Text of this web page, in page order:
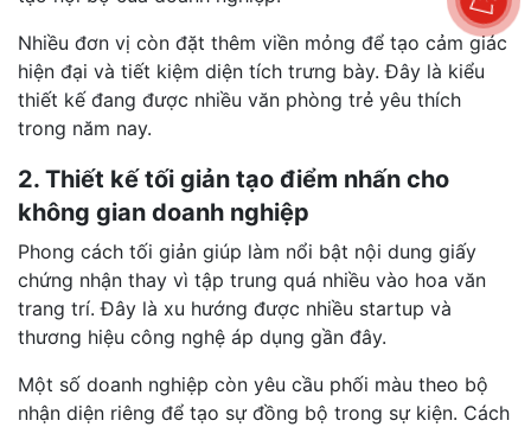
Nhiều đơn vị còn đặt thêm viền mỏng để tạo cảm giác
hiện đại và tiết kiệm diện tích trưng bày. Đây là kiểu
thiết kế đang được nhiều văn phòng trẻ yêu thích
trong năm nay.
2. Thiết kế tối giản tạo điểm nhấn cho
không gian doanh nghiệp
Phong cách tối giản giúp làm nổi bật nội dung giấy
chứng nhận thay vì tập trung quá nhiều vào hoa văn
trang trí. Đây là xu hướng được nhiều startup và
thương hiệu công nghệ áp dụng gần đây.
Một số doanh nghiệp còn yêu cầu phối màu theo bộ
nhận diện riêng để tạo sự đồng bộ trong sự kiện. Cách